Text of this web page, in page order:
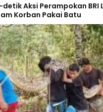
Aksi Perampokan BRI
Korban Pakai Batu